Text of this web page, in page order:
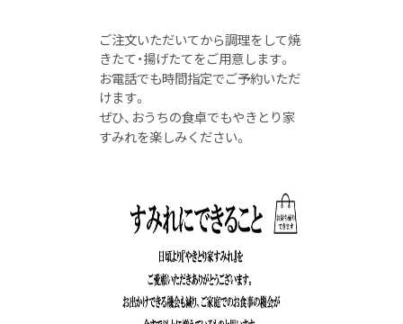
ご注文いただいてから調理をして焼
きたて・揚げたてをご用意します。
お電話でも時間指定でご予約いただ
けます。
ぜひ、おうちの食卓でもやきとり家
すみれを楽しみください。